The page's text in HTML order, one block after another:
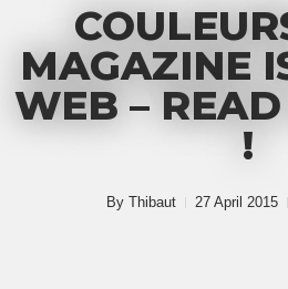
MAGAZINE
WEB –
!
By Thibaut 27 April 2015